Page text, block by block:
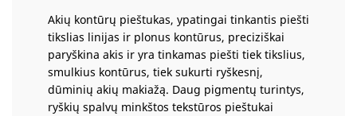
Akių kontūrų pieštukas, ypatingai tinkantis piešti
tikslias linijas ir plonus kontūrus, preciziškai
paryškina akis ir yra tinkamas piešti tiek tikslius,
smulkius kontūrus, tiek sukurti ryškesnį,
dūminių akių makiažą. Daug pigmentų turintys,
ryškių spalvų minkštos tekstūros pieštukai